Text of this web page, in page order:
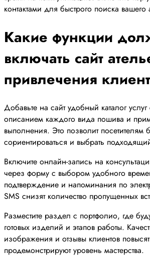
контактами для быстрого поиска вашего
Какие функции
включать сайт
привлечения
Добавьте на сайт удобный каталог
описанием каждого вида пошива и
выполнения. Это позволит посетителям
сориентироваться и выбрать
Включите онлайн-запись на
через форму с выбором удобного
подтверждение и напоминания по
SMS снизят количество пропущенных
Разместите раздел с портфолио, где
готовых изделий и этапов работы.
изображения и отзывы клиентов
продемонстрируют уровень мастерства.